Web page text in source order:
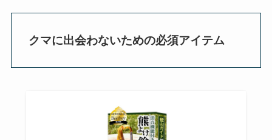
クマに出会わないための必須アイテム